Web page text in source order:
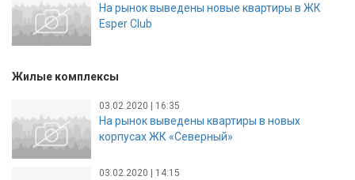
На рынок выведены новые квартиры в ЖК
Esper Club
Жилые комплексы
03.02.2020 | 16:35
На рынок выведены квартиры в новых
корпусах ЖК «Северный»
03.02.2020 | 14:15